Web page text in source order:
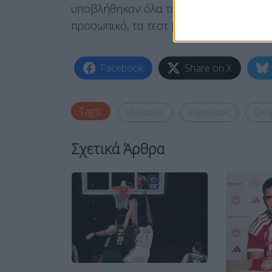
υποβλήθηκαν όλα τα μέλη του
προσωπικό, τα τεστ βγήκαν όλα​
Facebook Share on X
Tags:
Σχετικά Άρθρα